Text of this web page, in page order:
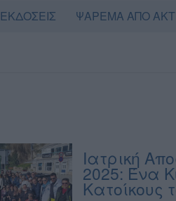
ΕΚΔΟΣΕΙΣ ΨΑΡΕΜΑ ΑΠΟ
Ιατρική
2025: Ένα
Κατοίκους